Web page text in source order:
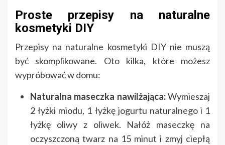
Proste przepisy na naturalne
kosmetyki DIY
Przepisy na naturalne kosmetyki DIY nie muszą
być skomplikowane. Oto kilka, które możesz
wypróbować w domu:
Naturalna maseczka nawilżająca:Wymieszaj
2 łyżki miodu, 1 łyżkę jogurtu naturalnego i 1
łyżkę oliwy z oliwek. Nałóż maseczkę na
oczyszczoną twarz na 15 minut i zmyj ciepłą